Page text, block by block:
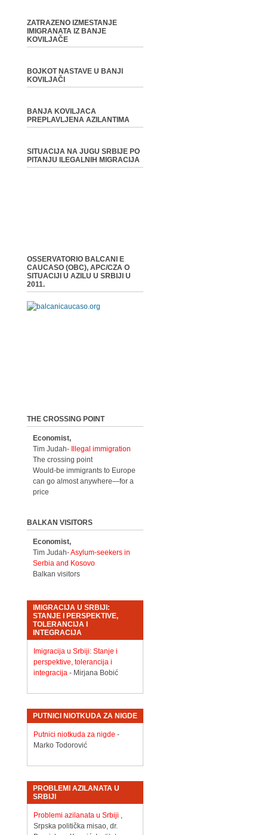
ZATRAZENO IZMESTANJE
IMIGRANATA IZ BANJE
KOVILJAČE
BOJKOT NASTAVE U BANJI
KOVILJAČI
BANJA KOVILJACA
PREPLAVLJENA AZILANTIMA
SITUACIJA NA JUGU SRBIJE PO
PITANJU ILEGALNIH MIGRACIJA
OSSERVATORIO BALCANI E
CAUCASO (OBC), APC/CZA O
SITUACIJI U AZILU U SRBIJI U
2011.
THE CROSSING POINT
Economist,
Tim Judah-
Illegal immigration
The crossing point
Would-be immigrants to Europe
can go almost anywhere—for a
price
BALKAN VISITORS
Economist,
Tim Judah-Asylum-seekers in
Serbia and Kosovo
Balkan visitors
IMIGRACIJA U SRBIJI:
STANJE I PERSPEKTIVE,
TOLERANCIJA I
INTEGRACIJA
Imigracija u Srbiji: Stanje i
perspektive, tolerancija i
integracija- Mirjana Bobić
PUTNICI NIOTKUDA ZA NIGDE
Putnici niotkuda za nigde -
Marko Todorović
PROBLEMI AZILANATA U
SRBIJI
Problemi azilanata u Srbiji ,
Srpska politička misao, dr.